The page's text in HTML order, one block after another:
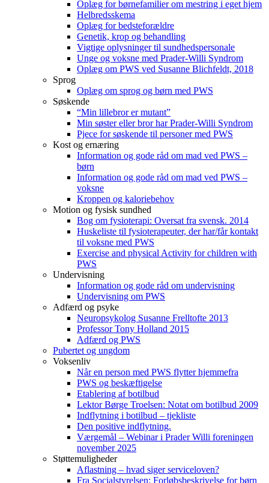
Oplæg for børnefamilier om mestring i eget hjem
Helbredsskema
Oplæg for bedsteforældre
Genetik, krop og behandling
Vigtige oplysninger til sundhedspersonale
Unge og voksne med Prader-Willi Syndrom
Oplæg om PWS ved Susanne Blichfeldt, 2018
Sprog
Oplæg om sprog og børn med PWS
Søskende
“Min lillebror er mutant”
Min søster eller bror har Prader-Willi Syndrom
Pjece for søskende til personer med PWS
Kost og ernæring
Information og gode råd om mad ved PWS –
børn
Information og gode råd om mad ved PWS –
voksne
Kroppen og kaloriebehov
Motion og fysisk sundhed
Bog om fysioterapi: Oversat fra svensk. 2014
Huskeliste til fysioterapeuter, der har/får kontakt
til voksne med PWS
Exercise and physical Activity for children with
PWS
Undervisning
Information og gode råd om undervisning
Undervisning om PWS
Adfærd og psyke
Neuropsykolog Susanne Frelltofte 2013
Professor Tony Holland 2015
Adfærd og PWS
Pubertet og ungdom
Voksenliv
Når en person med PWS flytter hjemmefra
PWS og beskæftigelse
Etablering af botilbud
Lektor Børge Troelsen: Notat om botilbud 2009
Indflytning i botilbud – tjekliste
Den positive indflytning.
Værgemål – Webinar i Prader Willi foreningen
november 2025
Støttemuligheder
Aflastning – hvad siger serviceloven?
Fra Socialstyrelsen: Forløbsbeskrivelse for børn